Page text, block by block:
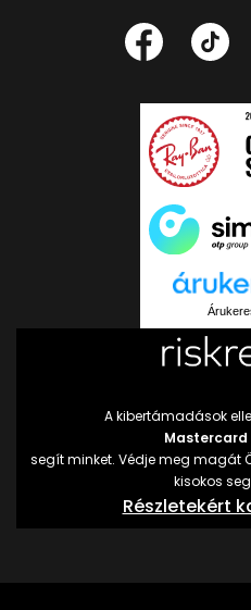
A kibertámadások
Mastercard
segít minket. Védje meg magát
kisokos
Részletekért